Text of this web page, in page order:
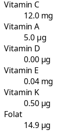
Vitamin C
12.0 mg
Vitamin A
5.0 µg
Vitamin D
0.00 µg
Vitamin E
0.04 mg
Vitamin K
0.50 µg
Folat
14.9 µg